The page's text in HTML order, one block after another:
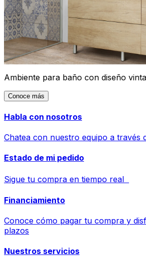
Ambiente para baño con diseño
Conoce más
Habla con nosotros
Chatea con nuestro equipo a través
Estado de mi pedido
Sigue tu compra en tiempo real
Financiamiento
Conoce cómo pagar tu compra y
plazos
Nuestros servicios